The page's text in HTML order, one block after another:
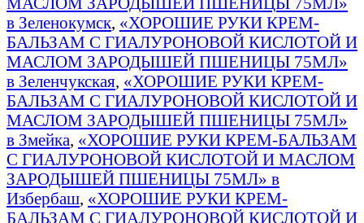
в Зеленокумск, «ХОРОШИЕ РУКИ КРЕМ-
БАЛЬЗАМ С ГИАЛУРОНОВОЙ КИСЛОТОЙ И
МАСЛОМ ЗАРОДЫШЕЙ ПШЕНИЦЫ 75МЛ»
в Зеленчукская, «ХОРОШИЕ РУКИ КРЕМ-
БАЛЬЗАМ С ГИАЛУРОНОВОЙ КИСЛОТОЙ И
МАСЛОМ ЗАРОДЫШЕЙ ПШЕНИЦЫ 75МЛ»
в Змейка, «ХОРОШИЕ РУКИ КРЕМ-БАЛЬЗАМ
С ГИАЛУРОНОВОЙ КИСЛОТОЙ И МАСЛОМ
ЗАРОДЫШЕЙ ПШЕНИЦЫ 75МЛ» в
Избербаш, «ХОРОШИЕ РУКИ КРЕМ-
БАЛЬЗАМ С ГИАЛУРОНОВОЙ КИСЛОТОЙ И